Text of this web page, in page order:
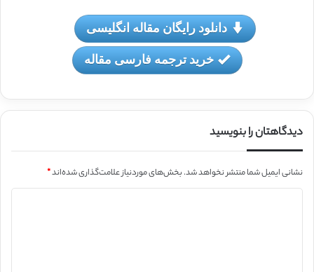
دانلود رایگان مقاله انگلیسی
خرید ترجمه فارسی مقاله
دیدگاهتان را بنویسید
نشانی ایمیل شما منتشر نخواهد شد.بخش‌های موردنیاز علامت‌گذاری شده‌اند*